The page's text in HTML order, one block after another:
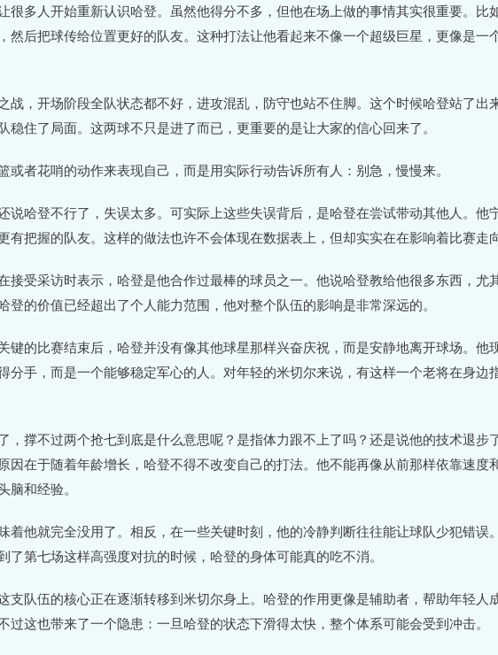
很多人开始重新认识哈登。虽然他得分不多，但他在场上做的事情其实很重要。比
然后把球传给位置更好的队友。这种打法让他看起来不像一个超级巨星，更像是一
战，开场阶段全队状态都不好，进攻混乱，防守也站不住脚。这个时候哈登站了出
稳住了局面。这两球不只是进了而已，更重要的是让大家的信心回来了。
或者花哨的动作来表现自己，而是用实际行动告诉所有人：别急，慢慢来。
说哈登不行了，失误太多。可实际上这些失误背后，是哈登在尝试带动其他人。他
有把握的队友。这样的做法也许不会体现在数据表上，但却实实在在影响着比赛走向
接受采访时表示，哈登是他合作过最棒的球员之一。他说哈登教给他很多东西，尤
登的价值已经超出了个人能力范围，他对整个队伍的影响是非常深远的。
键的比赛结束后，哈登并没有像其他球星那样兴奋庆祝，而是安静地离开球场。他
分手，而是一个能够稳定军心的人。对年轻的米切尔来说，有这样一个老将在身边
，撑不过两个抢七到底是什么意思呢？是指体力跟不上了吗？还是说他的技术退步
因在于随着年龄增长，哈登不得不改变自己的打法。他不能再像从前那样依靠速度
脑和经验。
着他就完全没用了。相反，在一些关键时刻，他的冷静判断往往能让球队少犯错误
了第七场这样高强度对抗的时候，哈登的身体可能真的吃不消。
支队伍的核心正在逐渐转移到米切尔身上。哈登的作用更像是辅助者，帮助年轻人
过这也带来了一个隐患：一旦哈登的状态下滑得太快，整个体系可能会受到冲击。